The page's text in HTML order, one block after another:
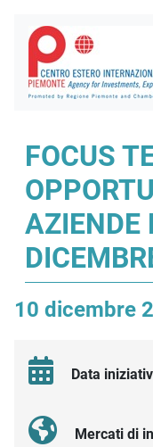
FOCUS
AZIENDE
10 dicembre
Data
Mercati di